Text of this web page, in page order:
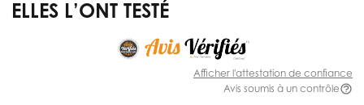
ELLES L’ONT TESTÉ
Afficher l'attestation de confiance
Avis soumis à un contrôle